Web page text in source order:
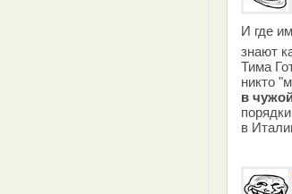
И где
знают
Тима
никто
в
в